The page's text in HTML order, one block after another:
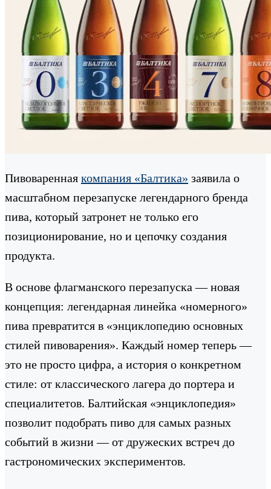
Пивоваренная компания «Балтика» заявила о
масштабном перезапуске легендарного бренда
пива, который затронет не только его
позиционирование, но и цепочку создания
продукта.
В основе флагманского перезапуска — новая
концепция: легендарная линейка «номерного»
пива превратится в «энциклопедию основных
стилей пивоварения». Каждый номер теперь —
это не просто цифра, а история о конкретном
стиле: от классического лагера до портера и
специалитетов. Балтийская «энциклопедия»
позволит подобрать пиво для самых разных
событий в жизни — от дружеских встреч до
гастрономических экспериментов.